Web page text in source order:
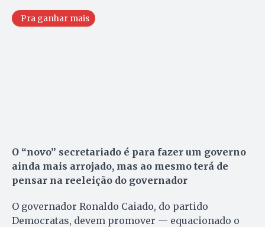
Pra ganhar mais
O “novo” secretariado é para fazer um governo
ainda mais arrojado, mas ao mesmo terá de
pensar na reeleição do governador
O governador Ronaldo Caiado, do partido
Democratas, devem promover — equacionado o